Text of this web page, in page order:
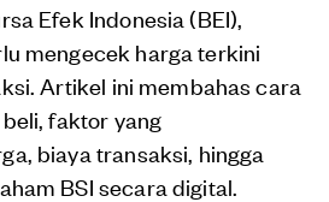
Efek Indonesia (BEI),
mengecek harga terkini
Artikel ini membahas cara
faktor yang
biaya transaksi, hingga
BSI secara digital.